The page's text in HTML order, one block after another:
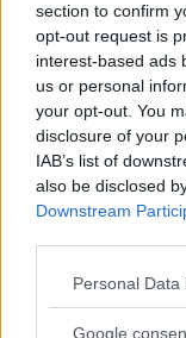
section to confirm
opt-out request is
interest-based ads
us or personal
your opt-out. You
disclosure of your
IAB’s list of
also be disclosed
Downstream
Please note that
not limited to your
Personal
Google
6
VECKANS
5